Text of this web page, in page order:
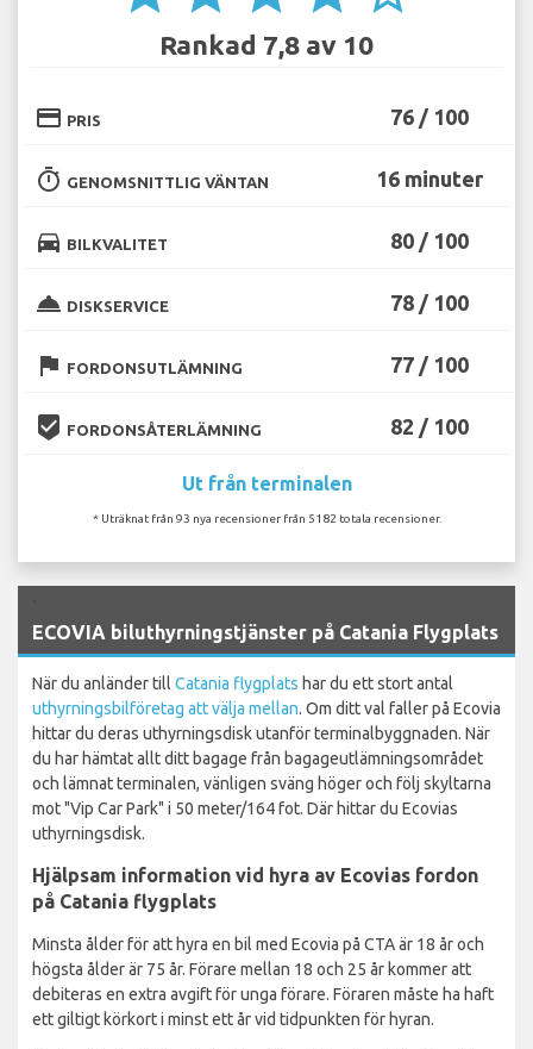
Rankad 7,8 av 10
credit_card PRIS 76 / 100
timer GENOMSNITTLIG VÄNTAN 16 minuter
directions_car BILKVALITET 80 / 100
room_service DISKSERVICE 78 / 100
flag FORDONSUTLÄMNING 77 / 100
beenhere FORDONSÅTERLÄMNING 82 / 100
Ut från terminalen
* Uträknat från 93 nya recensioner från 5182 totala recensioner.
ECOVIA biluthyrningstjänster på Catania Flygplats
När du anländer till Catania flygplats har du ett stort antal
uthyrningsbilföretag att välja mellan. Om ditt val faller på Ecovia
hittar du deras uthyrningsdisk utanför terminalbyggnaden. När
du har hämtat allt ditt bagage från bagageutlämningsområdet
och lämnat terminalen, vänligen sväng höger och följ skyltarna
mot "Vip Car Park" i 50 meter/164 fot. Där hittar du Ecovias
uthyrningsdisk.
Hjälpsam information vid hyra av Ecovias fordon
på Catania flygplats
Minsta ålder för att hyra en bil med Ecovia på CTA är 18 år och
högsta ålder är 75 år. Förare mellan 18 och 25 år kommer att
debiteras en extra avgift för unga förare. Föraren måste ha haft
ett giltigt körkort i minst ett år vid tidpunkten för hyran.